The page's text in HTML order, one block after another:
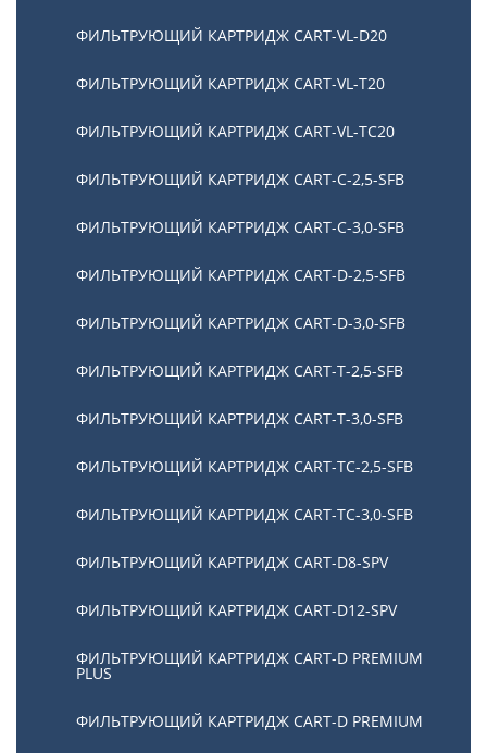
ФИЛЬТРУЮЩИЙ КАРТРИДЖ CART-VL-D20
ФИЛЬТРУЮЩИЙ КАРТРИДЖ CART-VL-T20
ФИЛЬТРУЮЩИЙ КАРТРИДЖ CART-VL-TC20
ФИЛЬТРУЮЩИЙ КАРТРИДЖ CART-C-2,5-SFB
ФИЛЬТРУЮЩИЙ КАРТРИДЖ CART-C-3,0-SFB
ФИЛЬТРУЮЩИЙ КАРТРИДЖ CART-D-2,5-SFB
ФИЛЬТРУЮЩИЙ КАРТРИДЖ CART-D-3,0-SFB
ФИЛЬТРУЮЩИЙ КАРТРИДЖ CART-T-2,5-SFB
ФИЛЬТРУЮЩИЙ КАРТРИДЖ CART-T-3,0-SFB
ФИЛЬТРУЮЩИЙ КАРТРИДЖ CART-TC-2,5-SFB
ФИЛЬТРУЮЩИЙ КАРТРИДЖ CART-TC-3,0-SFB
ФИЛЬТРУЮЩИЙ КАРТРИДЖ CART-D8-SPV
ФИЛЬТРУЮЩИЙ КАРТРИДЖ CART-D12-SPV
ФИЛЬТРУЮЩИЙ КАРТРИДЖ CART-D PREMIUM
PLUS
ФИЛЬТРУЮЩИЙ КАРТРИДЖ CART-D PREMIUM